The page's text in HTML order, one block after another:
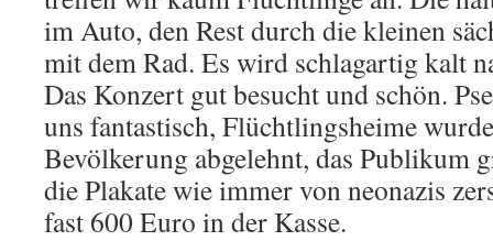
im Auto, den Rest durch die kleinen
mit dem Rad. Es wird schlagartig kalt
Das Konzert gut besucht und schön.
uns fantastisch, Flüchtlingsheime
Bevölkerung abgelehnt, das Publikum
die Plakate wie immer von neonazis
fast 600 Euro in der Kasse.